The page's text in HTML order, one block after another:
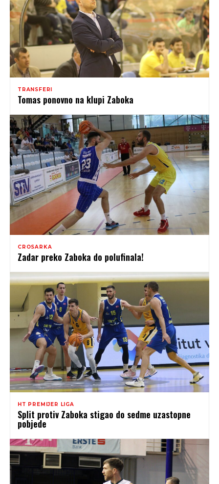
TRANSFERI
Tomas ponovno na klupi Zaboka
CROSARKA
Zadar preko Zaboka do polufinala!
HT PREMIJER LIGA
Split protiv Zaboka stigao do sedme uzastopne
pobjede